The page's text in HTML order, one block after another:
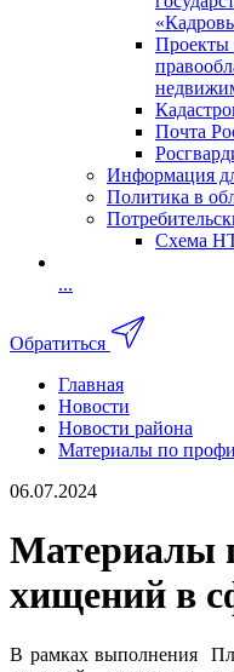
Проекты
Почта
Информация
Политика в
Схема
...
Обратиться
Главная
Новости
Новости района
Материалы по
06.07.2024
Материалы
хищений в
В рамках выполнения